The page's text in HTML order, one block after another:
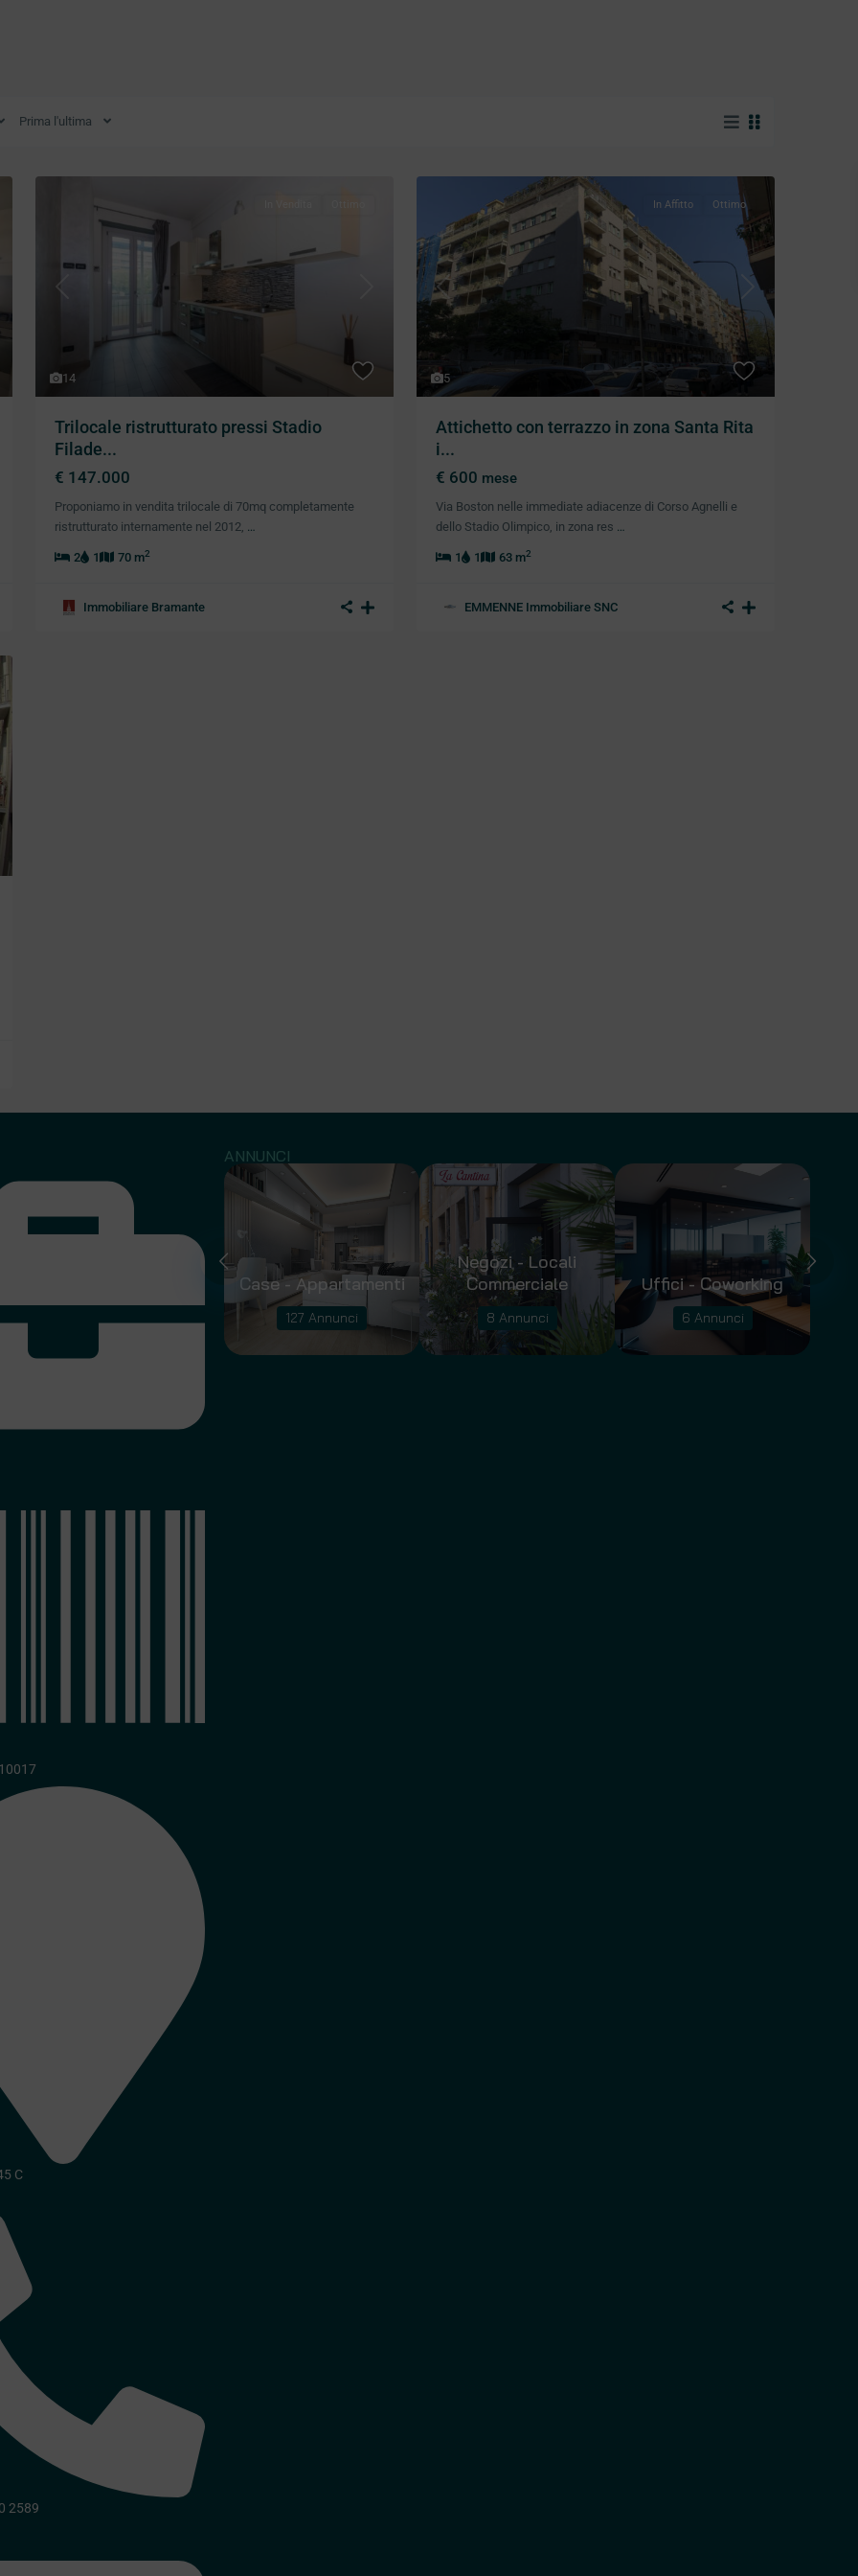
Prima l'ultima
14
Trilocale ristrutturato pressi Stadio
Filade...
€ 147.000
Proponiamo in vendita trilocale di 70mq completamente
ristrutturato internamente nel 2012, …
2 1 70 m2
Immobiliare Bramante
5
Previous Next
In Affitto Ottimo
Attichetto con terrazzo in zona Santa Rita
i...
€ 600 mese
Via Boston nelle immediate adiacenze di Corso Agnelli e
dello Stadio Olimpico, in zona res …
1 1 63 m2
EMMENNE Immobiliare SNC
C
2589
ANNUNCI
Case - Appartamenti
127 Annunci
Negozi - Locali
Commerciale
8 Annunci
Uffici - Coworking
6 Annunci